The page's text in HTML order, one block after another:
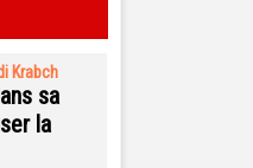
Krabch
sa
la